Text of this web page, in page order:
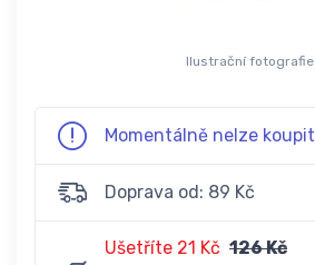
Ilustrační fotografie
Momentálně nelze koupit
Doprava od: 89 Kč
Ušetříte 21 Kč 126 Kč